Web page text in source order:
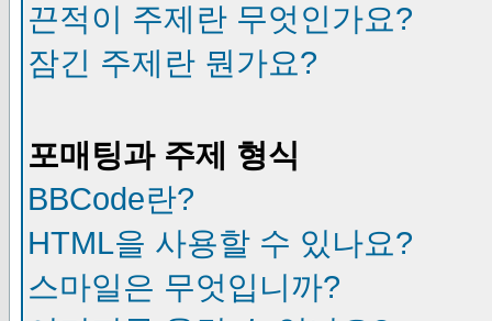
끈적이 주제란 무엇인가요?
잠긴 주제란 뭔가요?
포매팅과 주제 형식
BBCode란?
HTML을 사용할 수 있나요?
스마일은 무엇입니까?